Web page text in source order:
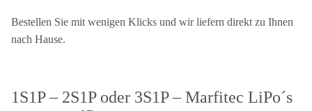
Bestellen Sie mit wenigen Klicks und wir liefern direkt zu Ihnen
nach Hause.
1S1P – 2S1P oder 3S1P – Marfitec LiPo´s